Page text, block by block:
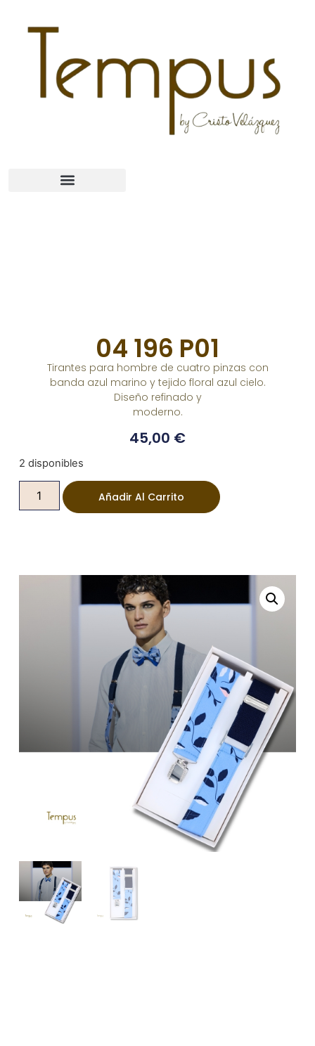
04 196 P01
Tirantes para hombre de cuatro pinzas con
banda azul marino y tejido floral azul cielo.
Diseño refinado y
moderno.
45,00 €
2 disponibles
Añadir Al Carrito